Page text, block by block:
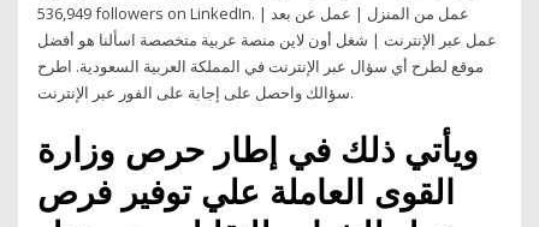
536,949 followers on LinkedIn. عمل من المنزل | عمل عن بعد |
عمل عبر الإنترنت | شغل أون لاين منصة عربية متخصصة اسألنا هو أفضل
موقع لطرح أي سؤال عبر الإنترنت في المملكة العربية السعودية. اطرح
سؤالك واحصل على إجابة على الفور عبر الإنترنت.
ويأتي ذلك في إطار حرص وزارة
القوى العاملة علي توفير فرص